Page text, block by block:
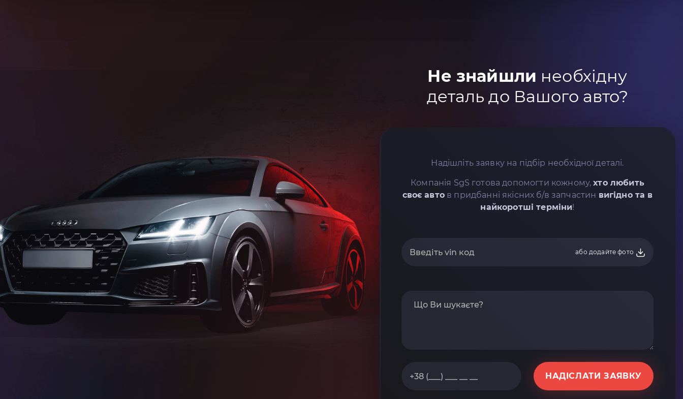
Не знайшли необхідну
деталь до Вашого авто?
Надішліть заявку на підбір необхідної деталі.
Компанія SgS готова допомогти кожному,хто любить
своє автов придбанні якісних б/в запчастин вигідно та в
найкоротші терміни!
або додайте фото
НАДІСЛАТИ ЗАЯВКУ